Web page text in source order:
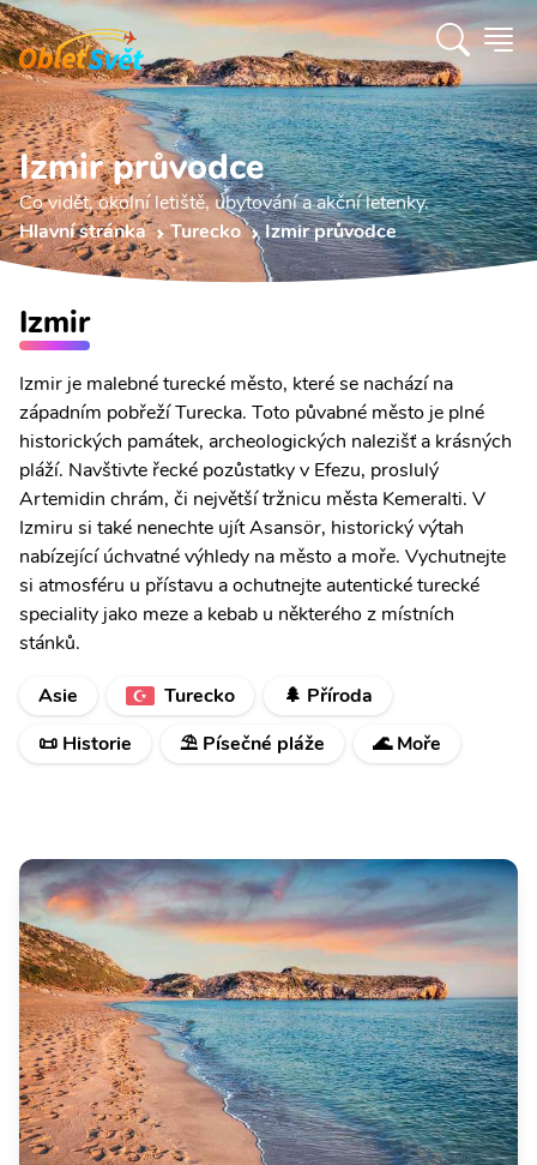
Izmir průvodce
Co vidět, okolní letiště, ubytování a akční letenky.
Hlavní stránka
Turecko Izmir průvodce
Izmir
Izmir je malebné turecké město, které se nachází na
západním pobřeží Turecka. Toto půvabné město je plné
historických památek, archeologických nalezišť a krásných
pláží. Navštivte řecké pozůstatky v Efezu, proslulý
Artemidin chrám, či největší tržnicu města Kemeralti. V
Izmiru si také nenechte ujít Asansör, historický výtah
nabízející úchvatné výhledy na město a moře. Vychutnejte
si atmosféru u přístavu a ochutnejte autentické turecké
speciality jako meze a kebab u některého z místních
stánků.
Asie
Turecko
🌲 Příroda
📜 Historie
⛱️ Písečné pláže 🌊 Moře